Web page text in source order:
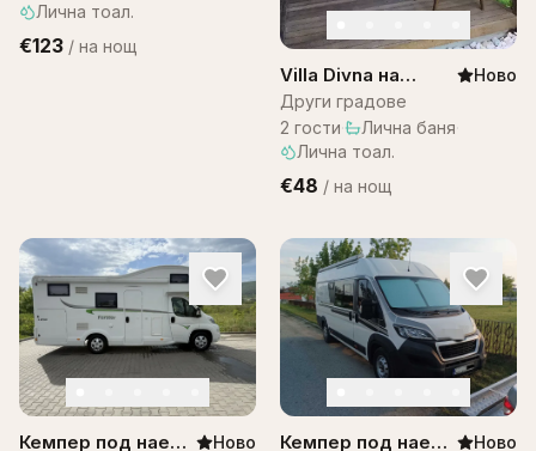
Лична тоал.
€123 / на нощ
Villa Divna на
Остров Бали
Ново
Други градове
2 гости· Лична баня·
Лична тоал.
€48 / на нощ
Кемпер под наем
Ново
Кемпер под наем
Ново